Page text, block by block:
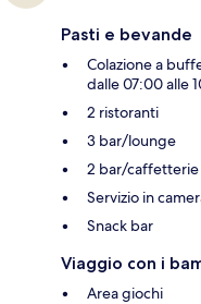
Pasti e bevande
Colazione a
dalle 07:00 alle
2 ristoranti
3 bar/lounge
2 bar/caffetterie
Servizio in
Snack bar
Viaggio con i
Area giochi